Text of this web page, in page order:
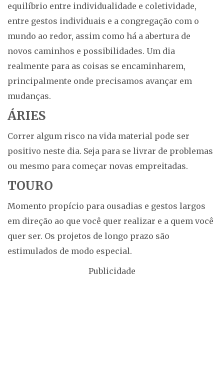
equilíbrio entre individualidade e coletividade,
entre gestos individuais e a congregação com o
mundo ao redor, assim como há a abertura de
novos caminhos e possibilidades. Um dia
realmente para as coisas se encaminharem,
principalmente onde precisamos avançar em
mudanças.
ÁRIES
Correr algum risco na vida material pode ser
positivo neste dia. Seja para se livrar de problemas
ou mesmo para começar novas empreitadas.
TOURO
Momento propício para ousadias e gestos largos
em direção ao que você quer realizar e a quem você
quer ser. Os projetos de longo prazo são
estimulados de modo especial.
Publicidade